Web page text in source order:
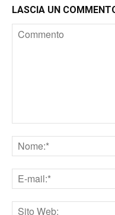
LASCIA UN